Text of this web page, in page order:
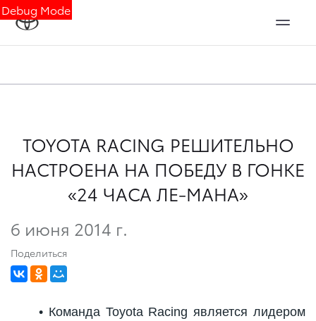
Debug Mode
TOYOTA RACING РЕШИТЕЛЬНО
НАСТРОЕНА НА ПОБЕДУ В ГОНКЕ
«24 ЧАСА ЛЕ-МАНА»
6 июня 2014 г.
Поделиться
• Команда Toyota Racing является лидером